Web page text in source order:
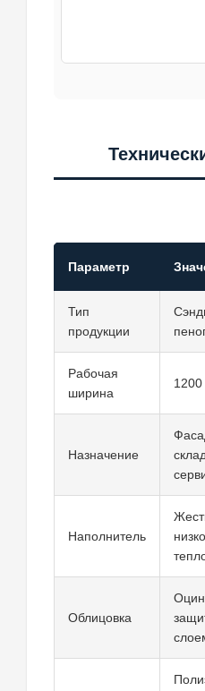
Параметр
Тип
продукции
Рабочая
ширина
Назначение
Наполнитель
Облицовка